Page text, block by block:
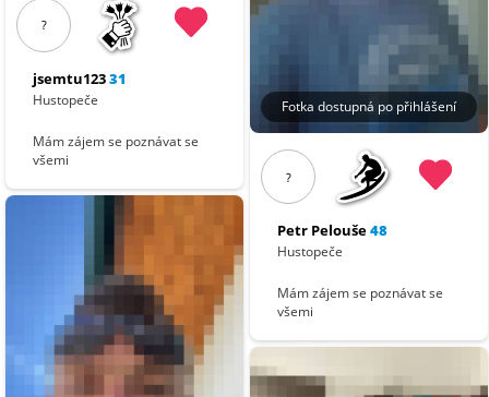
?
jsemtu12331
Hustopeče
Mám zájem se poznávat se
všemi
Fotka dostupná po přihlášení
?
Petr Pelouše48
Hustopeče
Mám zájem se poznávat se
všemi